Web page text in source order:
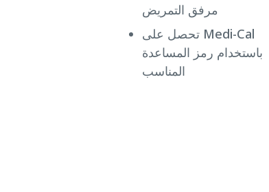
مرفق التمريض
تحصل على Medi-Cal
باستخدام رمز المساعدة
المناسب